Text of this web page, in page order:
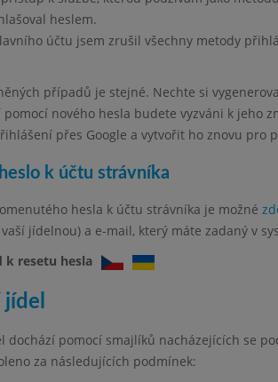
heslem.
účtu jsem zrušil všechny metody
případů je stejné. Nechte si
nového hesla budete vyzváni k jeho
přes Google a vytvořit ho znovu pro
k účtu strávníka
hesla k účtu strávníka je možné
jídelnou) a e-mail, který máte zadaný v
k resetu hesla
dochází pomocí smajlíků nacházejících se
za následujících podmínek: